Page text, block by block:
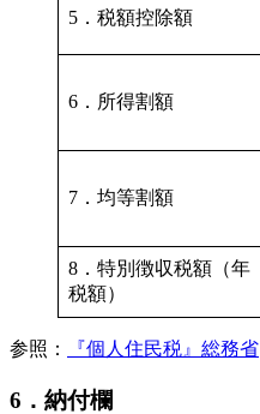
5．税額控除額
6．所得割額
7．均等割額
8．特別徴収税額（年
税額）
参照： 『個人住民税』総務省
6．納付欄